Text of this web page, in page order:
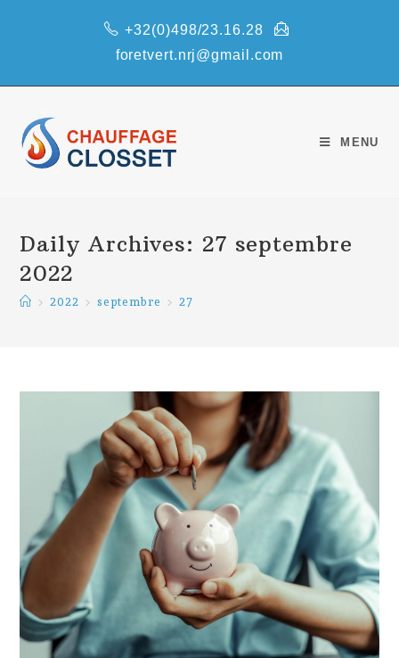
+32(0)498/23.16.28
foretvert.nrj@gmail.com
MENU
Daily Archives: 27 septembre
2022
> 2022 > septembre > 27